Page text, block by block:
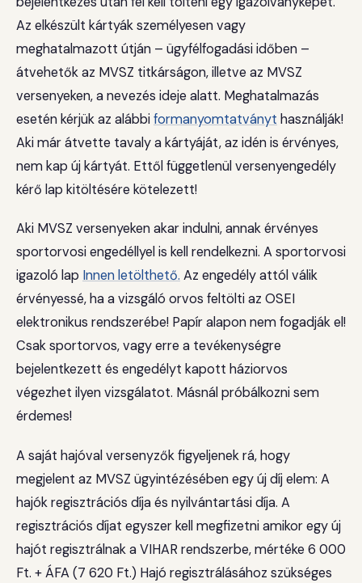
Az elkészült kártyák személyesen vagy
meghatalmazott útján – ügyfélfogadási időben –
átvehetők az MVSZ titkárságon, illetve az MVSZ
versenyeken, a nevezés ideje alatt. Meghatalmazás
esetén kérjük az alábbiformanyomtatványt használják!
Aki már átvette tavaly a kártyáját, az idén is érvényes,
nem kap új kártyát. Ettől függetlenül versenyengedély
kérő lap kitöltésére kötelezett!
Aki MVSZ versenyeken akar indulni, annak érvényes
sportorvosi engedéllyel is kell rendelkezni. A sportorvosi
igazoló lap Innen letölthető. Az engedély attól válik
érvényessé, ha a vizsgáló orvos feltölti az OSEI
elektronikus rendszerébe! Papír alapon nem fogadják el!
Csak sportorvos, vagy erre a tevékenységre
bejelentkezett és engedélyt kapott háziorvos
végezhet ilyen vizsgálatot. Másnál próbálkozni sem
érdemes!
A saját hajóval versenyzők figyeljenek rá, hogy
megjelent az MVSZ ügyintézésében egy új díj elem: A
hajók regisztrációs díja és nyilvántartási díja. A
regisztrációs díjat egyszer kell megfizetni amikor egy új
hajót regisztrálnak a VIHAR rendszerbe, mértéke 6 000
Ft. + ÁFA (7 620 Ft.) Hajó regisztrálásához szükséges